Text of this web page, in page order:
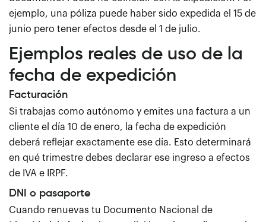
ejemplo, una póliza puede haber sido expedida el 15 de
junio pero tener efectos desde el 1 de julio.
Ejemplos reales de uso de la
fecha de expedición
Facturación
Si trabajas como autónomo y emites una factura a un
cliente el día 10 de enero, la fecha de expedición
deberá reflejar exactamente ese día. Esto determinará
en qué trimestre debes declarar ese ingreso a efectos
de IVA e IRPF.
DNI o pasaporte
Cuando renuevas tu Documento Nacional de